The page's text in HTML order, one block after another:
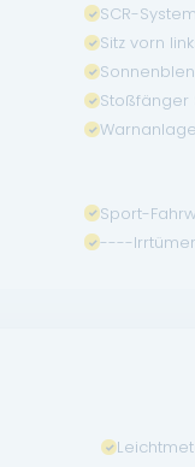
SCR-
Sitz vorn
Stoßfänger
Sport-
----Irrtümer